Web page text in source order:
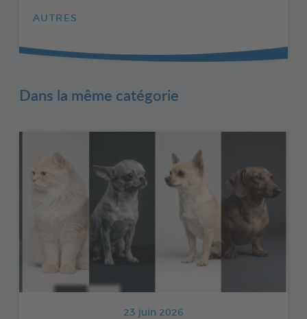
AUTRES
Dans la même catégorie
23 juin 2026